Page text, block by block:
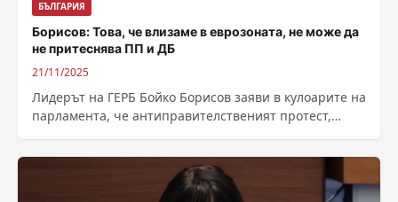
БЪЛГАРИЯ
Борисов: Това, че влизаме в еврозоната, не може да
не притеснява ПП и ДБ
21/11/2025
Лидерът на ГЕРБ Бойко Борисов заяви в кулоарите на
парламента, че антиправителственият протест,